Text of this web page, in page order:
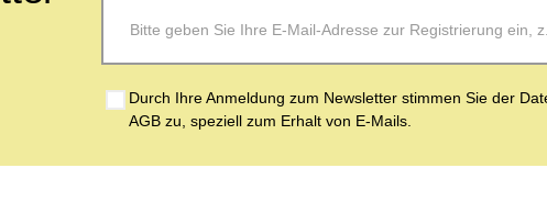
Durch Ihre Anmeldung zum Newsletter stimmen Sie der
AGB zu, speziell zum Erhalt von E-Mails.